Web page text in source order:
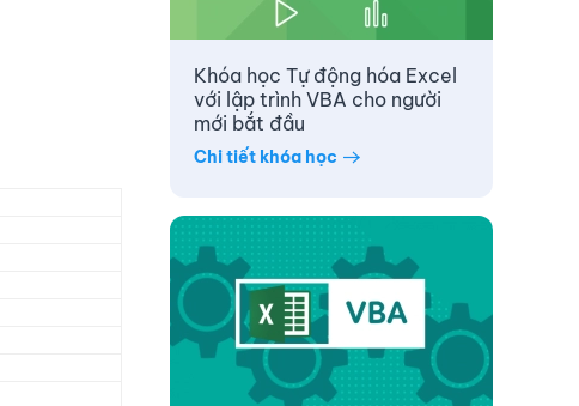
Khóa học Tự động hóa Excel
với lập trình VBA cho người
mới bắt đầu
Chi tiết khóa học